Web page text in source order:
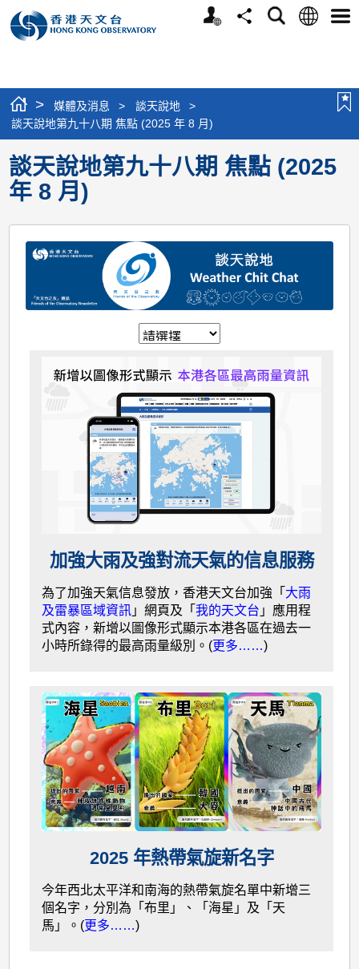
個
分
搜
語
選
> 媒體及消息 > 談天說地
>
談天說地第九十八期 焦點 (2025 年 8 月)
談天說地第九十八期 焦點 (2025
年 8 月)
加強大雨及強對流天氣的信息服務
為了加強天氣信息發放，香港天文台加強「 大雨
及雷暴區域資訊 」網頁及「我的天文台 」應用程
式內容，新增以圖像形式顯示本港各區在過去一
小時所錄得的最高雨量級別。(更多……)
2025 年熱帶氣旋新名字
今年西北太平洋和南海的熱帶氣旋名單中新增三
個名字，分別為「布里」、「海星」及「天
馬」。(更多……)